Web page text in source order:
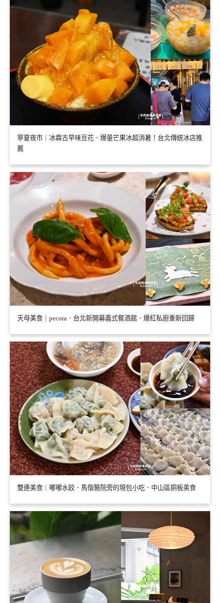
寧夏夜市｜冰霖古早味豆花．爆量芒果冰超消暑！台北傳統冰店推
薦
天母美食｜pecora．台北新開幕義式餐酒館．爆紅私廚重新回歸
雙連美食｜嘟嘟水餃．馬偕醫院旁的現包小吃．中山區銅板美食